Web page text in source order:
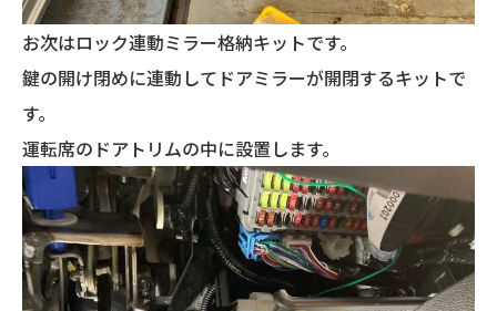
お次はロック連動ミラー格納キットです。
鍵の開け閉めに連動してドアミラーが開閉するキットで
す。
運転席のドアトリムの中に設置します。